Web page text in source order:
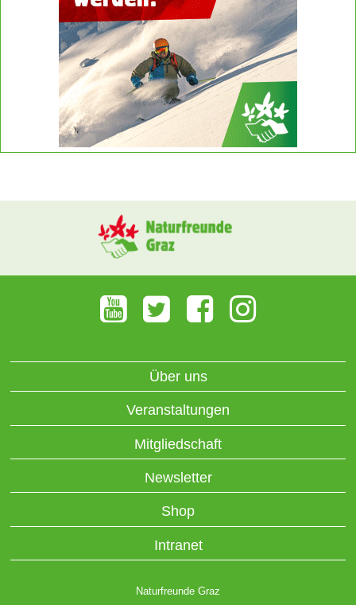
Über uns
Veranstaltungen
Mitgliedschaft
Newsletter
Shop
Intranet
Naturfreunde Graz